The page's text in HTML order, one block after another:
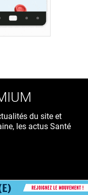
du site et
les actus Santé